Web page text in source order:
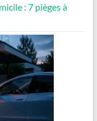
: 7 pièges à